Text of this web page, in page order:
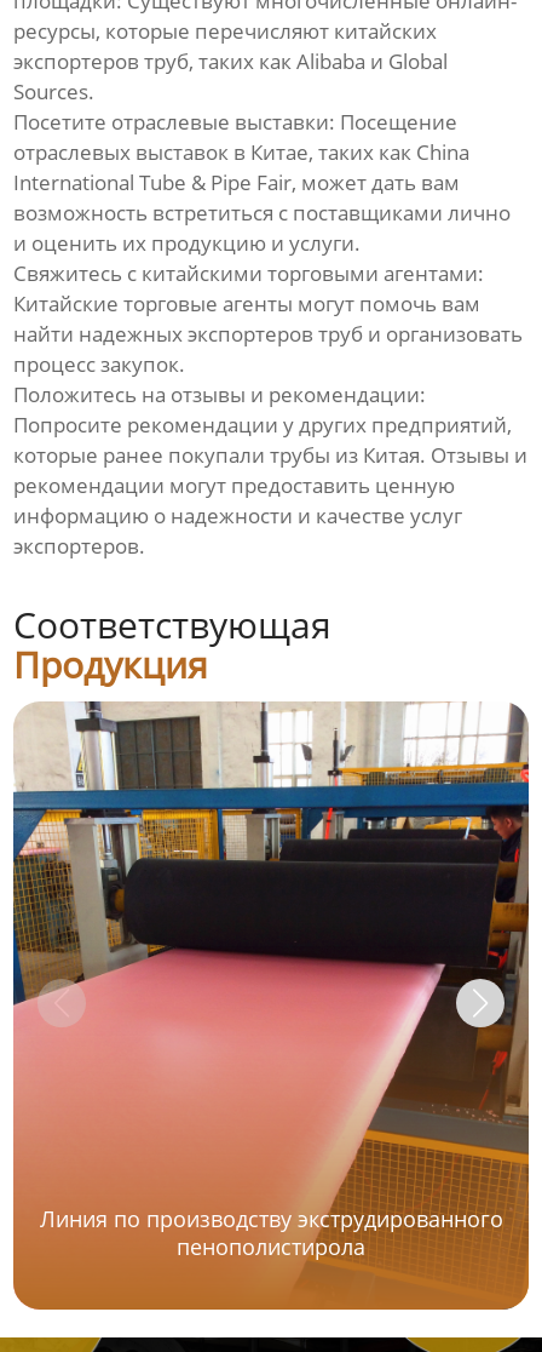
Экструзионная линия по
производству био-
наполнителей из
полиэтилена
Линия по производству
пластиковых плит
Линия по производству
пустотелых сотовых плит
Оборудование для
Видео
Новости
Контакты
Продукция
ресурсы, которые перечисляют китайских
экспортеров труб, таких как Alibaba и Global
Sources.
Посетите отраслевые выставки: Посещение
отраслевых выставок в Китае, таких как China
International Tube & Pipe Fair, может дать вам
возможность встретиться с поставщиками лично
и оценить их продукцию и услуги.
Свяжитесь с китайскими торговыми агентами:
Китайские торговые агенты могут помочь вам
найти надежных экспортеров труб и организовать
процесс закупок.
Положитесь на отзывы и рекомендации:
Попросите рекомендации у других предприятий,
которые ранее покупали трубы из Китая. Отзывы и
рекомендации могут предоставить ценную
информацию о надежности и качестве услуг
экспортеров.
Соответствующая
Продукция
Линия по производству экструдированного
пенополистирола